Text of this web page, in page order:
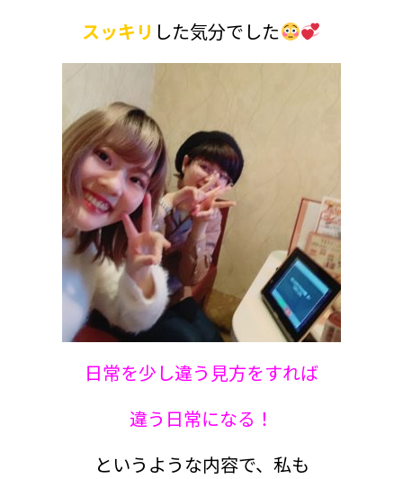
スッキリ した気分でした
日常を少し違う見方をすれば
違う日常になる ！
というような内容で、私も